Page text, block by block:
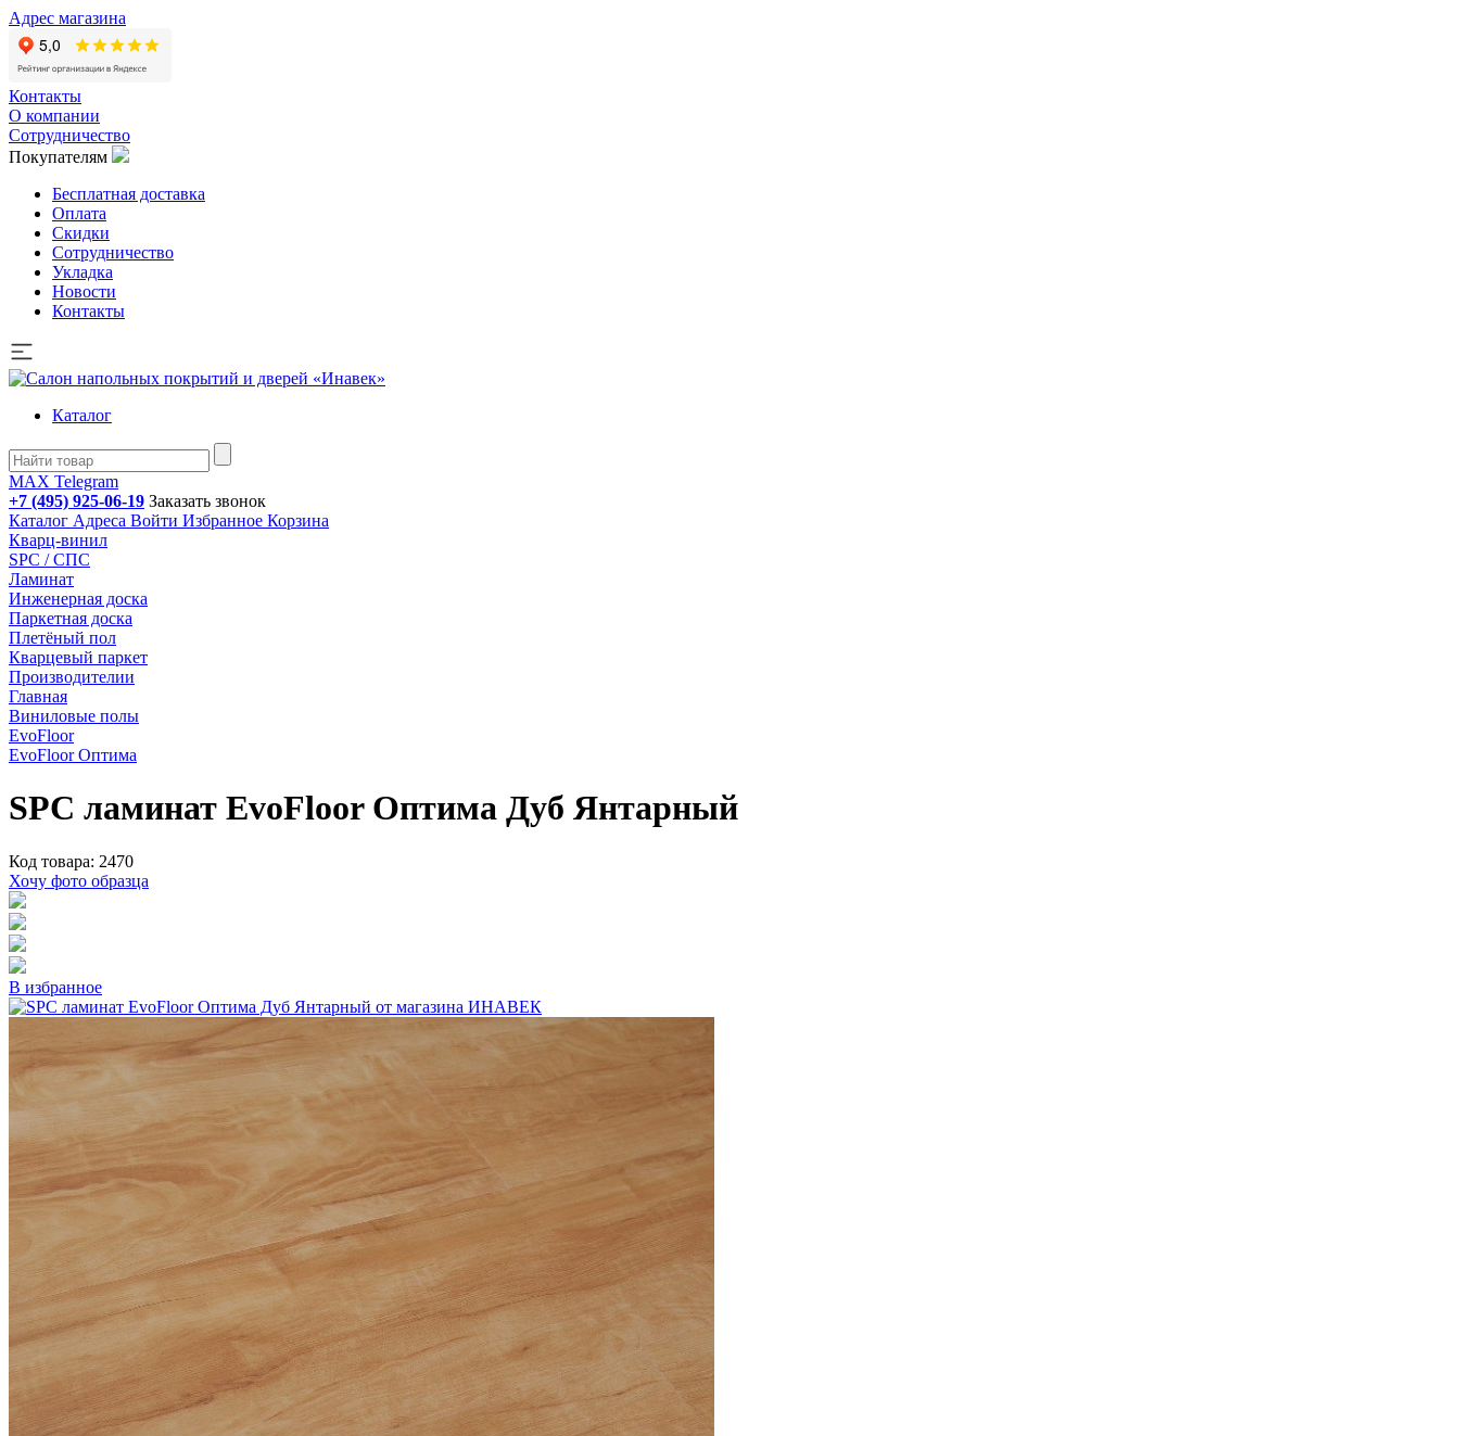
Адрес магазина
Контакты
О компании
Сотрудничество
Покупателям
Бесплатная доставка
Оплата
Скидки
Сотрудничество
Укладка
Новости
Контакты
Каталог
MAX Telegram
+7 (495) 925-06-19 Заказать звонок
Каталог Адреса Войти Избранное Корзина
Кварц-винил
SPC / СПС
Ламинат
Инженерная доска
Паркетная доска
Плетёный пол
Кварцевый паркет
Производителии
Главная
Виниловые полы
EvoFloor
EvoFloor Оптима
SPC ламинат EvoFloor Оптима Дуб Янтарный
Код товара: 2470
Хочу фото образца
В избранное